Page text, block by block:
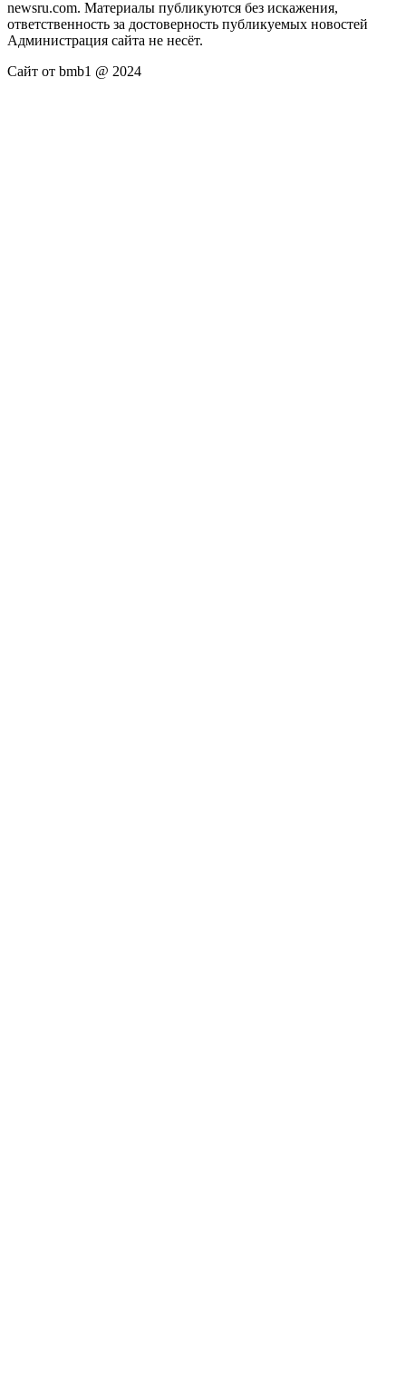
newsru.com. Материалы публикуются без искажения,
ответственность за достоверность публикуемых новостей
Администрация сайта не несёт.
Сайт от bmb1 @ 2024